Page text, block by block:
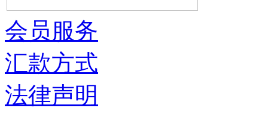
会员服务
汇款方式
法律声明